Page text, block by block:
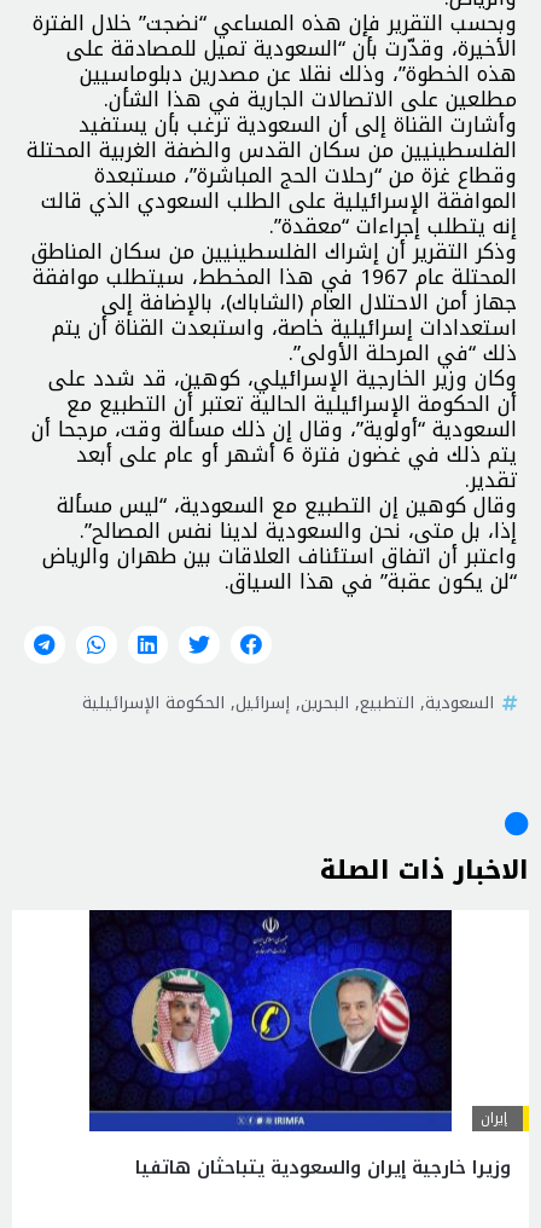
وبحسب التقرير فإن هذه المساعي “نضجت” خلال الفترة
الأخيرة، وقدّرت بأن “السعودية تميل للمصادقة على
هذه الخطوة”، وذلك نقلا عن مصدرين دبلوماسيين
مطلعين على الاتصالات الجارية في هذا الشأن.
وأشارت القناة إلى أن السعودية ترغب بأن يستفيد
الفلسطينيين من سكان القدس والضفة الغربية المحتلة
وقطاع غزة من “رحلات الحج المباشرة”، مستبعدة
الموافقة الإسرائيلية على الطلب السعودي الذي قالت
إنه يتطلب إجراءات “معقدة”.
وذكر التقرير أن إشراك الفلسطينيين من سكان المناطق
المحتلة عام 1967 في هذا المخطط، سيتطلب موافقة
جهاز أمن الاحتلال العام (الشاباك)، بالإضافة إلى
استعدادات إسرائيلية خاصة، واستبعدت القناة أن يتم
ذلك “في المرحلة الأولى”.
وكان وزير الخارجية الإسرائيلي، كوهين، قد شدد على
أن الحكومة الإسرائيلية الحالية تعتبر أن التطبيع مع
السعودية “أولوية”، وقال إن ذلك مسألة وقت، مرجحا أن
يتم ذلك في غضون فترة 6 أشهر أو عام على أبعد
تقدير.
وقال كوهين إن التطبيع مع السعودية، “ليس مسألة
إذا، بل متى، نحن والسعودية لدينا نفس المصالح”.
واعتبر أن اتفاق استئناف العلاقات بين طهران والرياض
“لن يكون عقبة” في هذا السياق.
السعودية, التطبيع, البحرين,إسرائيل, الحكومة الإسرائيلية
الاخبار ذات الصلة
إيران
وزيرا خارجية إيران والسعودية یتباحثان هاتفيا